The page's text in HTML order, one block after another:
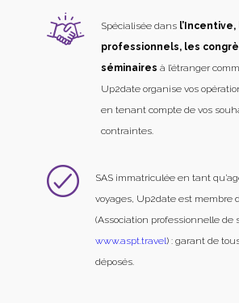
Spécialisée dans
professionnels, les
séminaires à l’étranger
Up2date organise vos
en tenant compte de vos
contraintes.
SAS immatriculée en tant
voyages, Up2date est membre
(Association professionnelle de
www.aspt.travel) : garant de
déposés.